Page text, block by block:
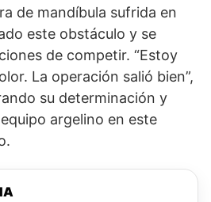
de mandíbula sufrida en
este obstáculo y se
de competir. “Estoy
La operación salió bien”,
su determinación y
argelino en este